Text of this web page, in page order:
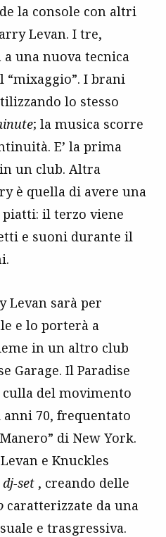
la console con altri
Levan. I tre,
una nuova tecnica
I brani
lo stesso
; la musica scorre
E’ la prima
un club. Altra
è quella di avere una
il terzo viene
e suoni durante il
Levan sarà per
e lo porterà a
in un altro club
Garage. Il Paradise
culla del movimento
anni 70, frequentato
di New York.
e Knuckles
dj-set , creando delle
caratterizzate da una
e trasgressiva.